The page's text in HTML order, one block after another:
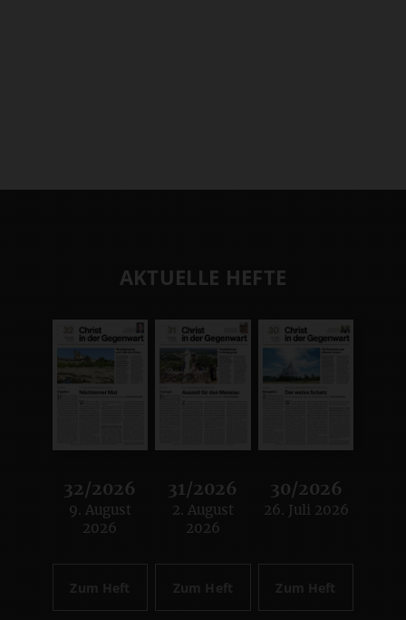
AKTUELLE HEFTE
32/2026
:
9. August
2026
Zum Heft
31/2026
:
2. August
2026
Zum Heft
30/2026
:
26. Juli 2026
Zum Heft